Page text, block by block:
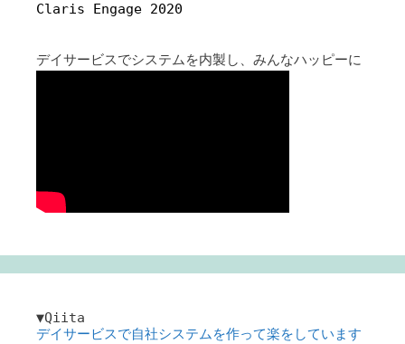
Claris Engage 2020
デイサービスでシステムを内製し、みんなハッピーに
▼Qiita
デイサービスで自社システムを作って楽をしています